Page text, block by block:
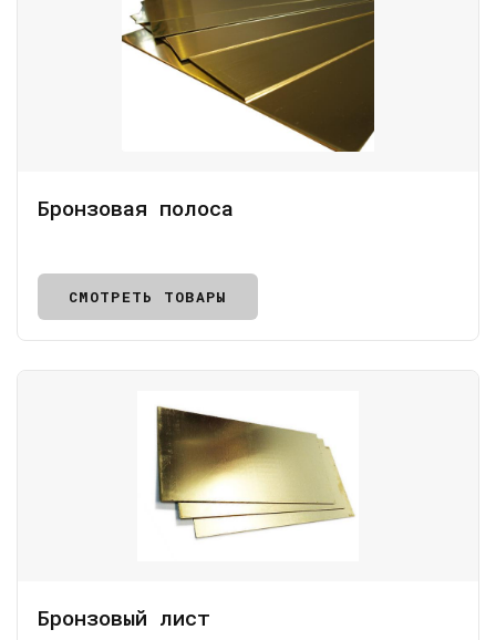
Бронзовая полоса
СМОТРЕТЬ ТОВАРЫ
Бронзовый лист